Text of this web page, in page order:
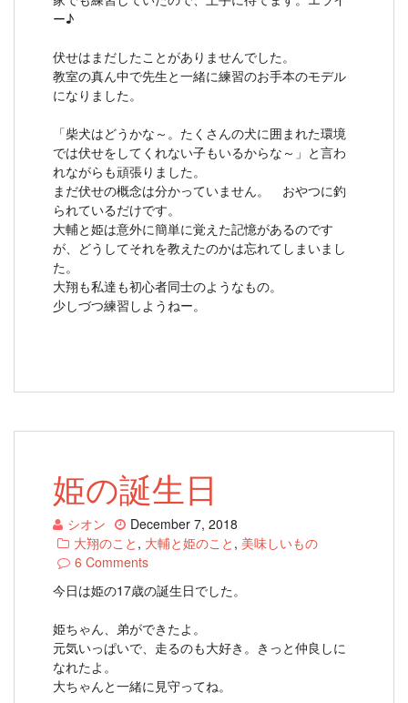
ー♪
伏せはまだしたことがありませんでした。
教室の真ん中で先生と一緒に練習のお手本のモデル
になりました。
「柴犬はどうかな～。たくさんの犬に囲まれた環境
では伏せをしてくれない子もいるからな～」と言わ
れながらも頑張りました。
まだ伏せの概念は分かっていません。 おやつに釣
られているだけです。
大輔と姫は意外に簡単に覚えた記憶があるのです
が、どうしてそれを教えたのかは忘れてしまいまし
た。
大翔も私達も初心者同士のようなもの。
少しづつ練習しようねー。
姫の誕生日
シオン
December 7, 2018
大翔のこと , 大輔と姫のこと , 美味しいもの
6 Comments
今日は姫の17歳の誕生日でした。
姫ちゃん、弟ができたよ。
元気いっぱいで、走るのも大好き。きっと仲良しに
なれたよ。
大ちゃんと一緒に見守ってね。